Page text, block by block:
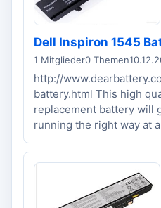
Dell Inspiron 1545
1 Mitglieder0 Themen
http://
battery.html This high
replacement battery will
running the right way at